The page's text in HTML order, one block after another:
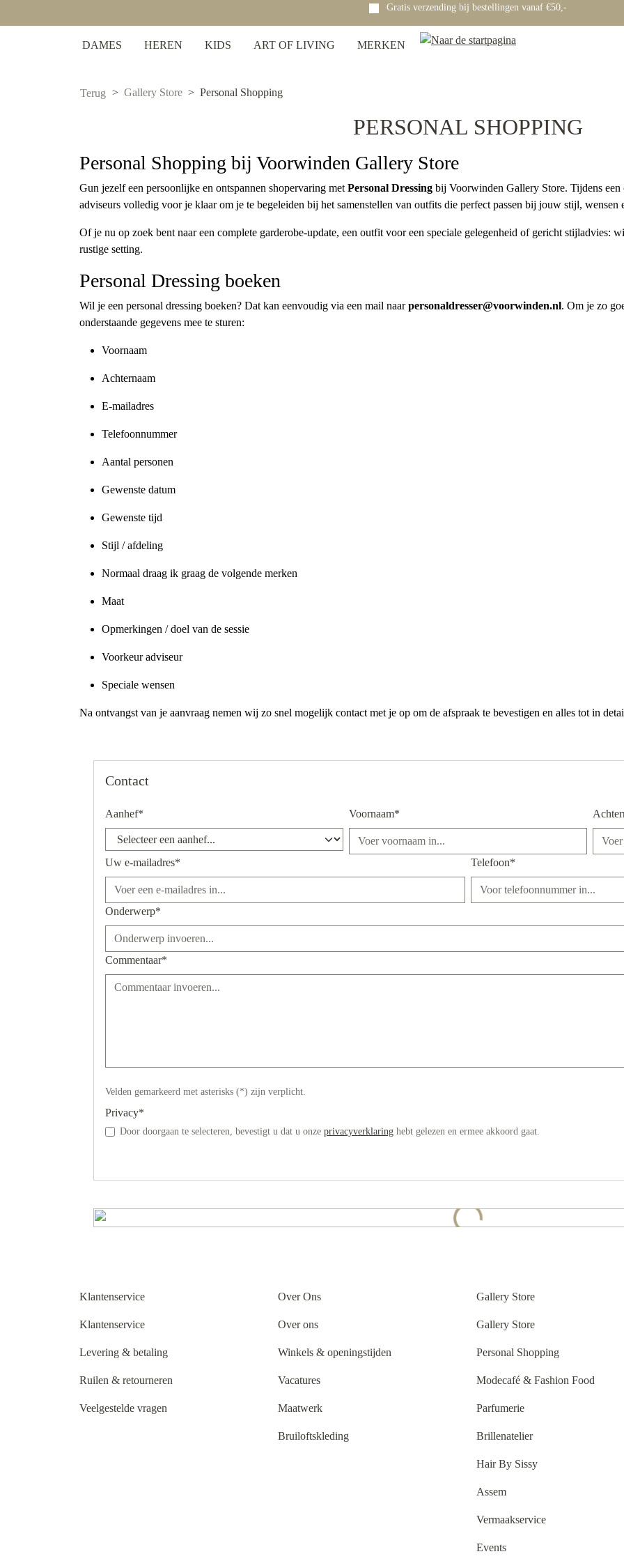
Gratis verzending bij bestellingen vanaf €50,-
DAMES HEREN KIDS ART OF LIVING MERKEN
Terug Gallery Store Personal Shopping
PERSONAL SHOPPING
Personal Shopping bij Voorwinden Gallery Store
Gun jezelf een persoonlijke en ontspannen shopervaring met Personal Dressing bij Voorwinden Gallery Store. Tijdens een
adviseurs volledig voor je klaar om je te begeleiden bij het samenstellen van outfits die perfect passen bij jouw stijl, wensen
Of je nu op zoek bent naar een complete garderobe-update, een outfit voor een speciale gelegenheid of gericht stijladvies:
rustige setting.
Personal Dressing boeken
Wil je een personal dressing boeken? Dat kan eenvoudig via een mail naarpersonaldresser@voorwinden.nl. Om je zo
onderstaande gegevens mee te sturen:
Voornaam
Achternaam
E-mailadres
Telefoonnummer
Aantal personen
Gewenste datum
Gewenste tijd
Stijl / afdeling
Normaal draag ik graag de volgende merken
Maat
Opmerkingen / doel van de sessie
Voorkeur adviseur
Speciale wensen
Na ontvangst van je aanvraag nemen wij zo snel mogelijk contact met je op om de afspraak te bevestigen en alles tot in
Contact
Aanhef* Voornaam*
Uw e-mailadres* Telefoon*
Onderwerp*
Commentaar*
Velden gemarkeerd met asterisks (*) zijn verplicht.
Privacy*
Door doorgaan te selecteren, bevestigt u dat u onze privacyverklaring hebt gelezen en ermee akkoord gaat.
Klantenservice
Klantenservice
Levering & betaling
Ruilen & retourneren
Veelgestelde vragen
Over Ons
Over ons
Winkels & openingstijden
Vacatures
Maatwerk
Bruiloftskleding
Gallery Store
Gallery Store
Personal Shopping
Modecafé & Fashion Food
Parfumerie
Brillenatelier
Hair By Sissy
Assem
Vermaakservice
Events